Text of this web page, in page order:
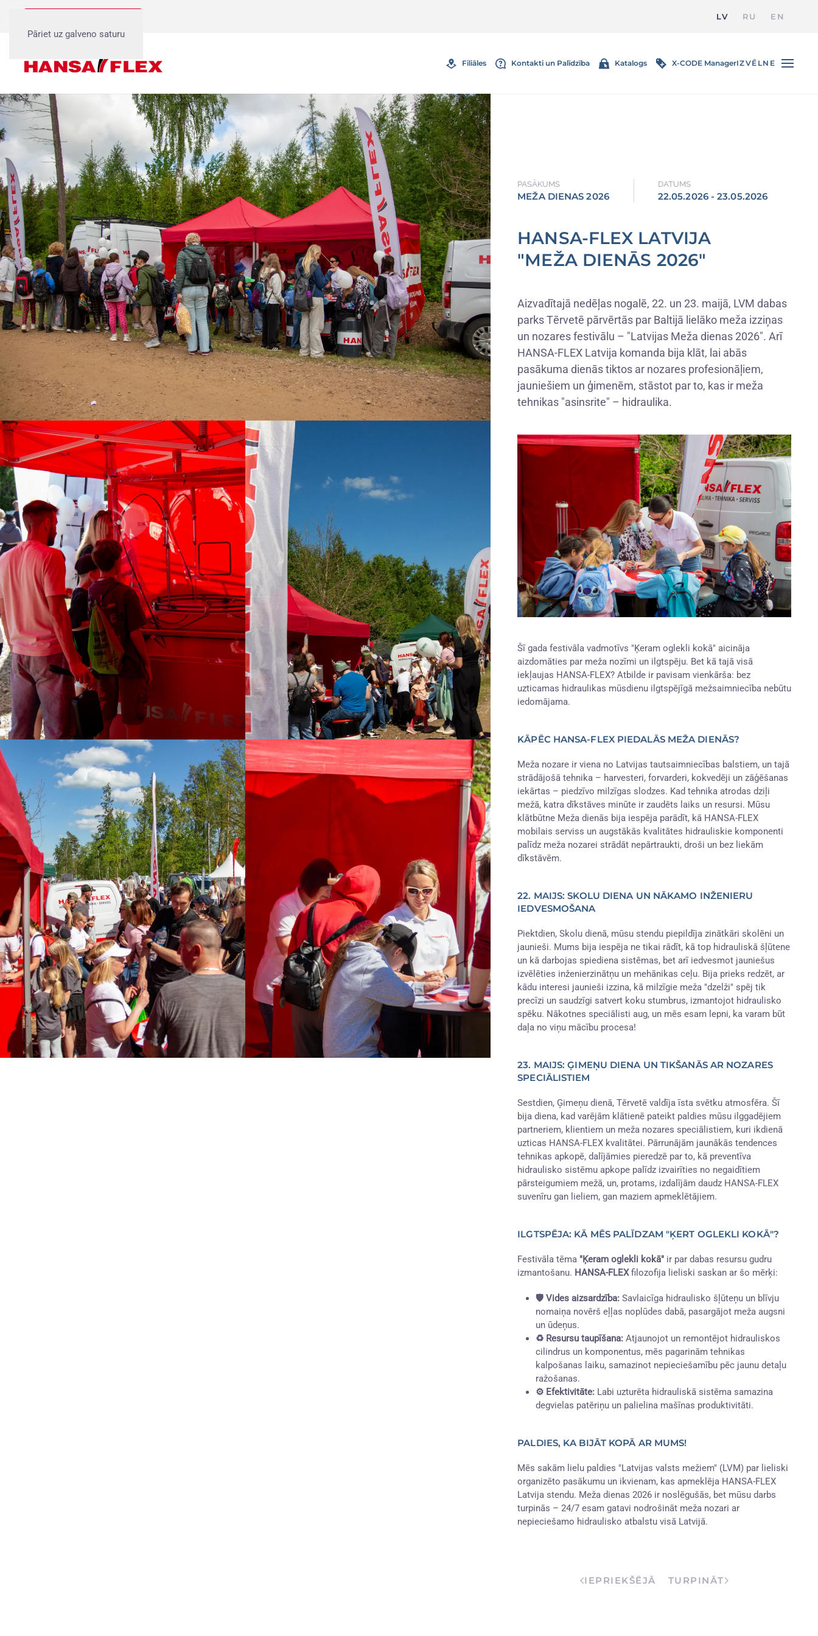
Pāriet uz galveno saturu
LV RU EN
Filiāles Kontakti un Palīdzība Katalogs X-CODE ManagerIZVĒLNE
PASĀKUMS
MEŽA DIENAS 2026
DATUMS
22.05.2026 - 23.05.2026
HANSA-FLEX LATVIJA
"MEŽA DIENĀS 2026"
Aizvadītajā nedēļas nogalē, 22. un 23. maijā, LVM dabas
parks Tērvetē pārvērtās par Baltijā lielāko meža izziņas
un nozares festivālu – "Latvijas Meža dienas 2026". Arī
HANSA-FLEX Latvija komanda bija klāt, lai abās
pasākuma dienās tiktos ar nozares profesionāļiem,
jauniešiem un ģimenēm, stāstot par to, kas ir meža
tehnikas "asinsrite" – hidraulika.
Šī gada festivāla vadmotīvs "Ķeram oglekli kokā" aicināja
aizdomāties par meža nozīmi un ilgtspēju. Bet kā tajā visā
iekļaujas HANSA-FLEX? Atbilde ir pavisam vienkārša: bez
uzticamas hidraulikas mūsdienu ilgtspējīgā mežsaimniecība nebūtu
iedomājama.
KĀPĒC HANSA-FLEX PIEDALĀS MEŽA DIENĀS?
Meža nozare ir viena no Latvijas tautsaimniecības balstiem, un tajā
strādājošā tehnika – harvesteri, forvarderi, kokvedēji un zāģēšanas
iekārtas – piedzīvo milzīgas slodzes. Kad tehnika atrodas dziļi
mežā, katra dīkstāves minūte ir zaudēts laiks un resursi. Mūsu
klātbūtne Meža dienās bija iespēja parādīt, kā HANSA-FLEX
mobilais serviss un augstākās kvalitātes hidrauliskie komponenti
palīdz meža nozarei strādāt nepārtraukti, droši un bez liekām
dīkstāvēm.
22. MAIJS: SKOLU DIENA UN NĀKAMO INŽENIERU
IEDVESMOŠANA
Piektdien, Skolu dienā, mūsu stendu piepildīja zinātkāri skolēni un
jaunieši. Mums bija iespēja ne tikai rādīt, kā top hidrauliskā šļūtene
un kā darbojas spiediena sistēmas, bet arī iedvesmot jauniešus
izvēlēties inženierzinātņu un mehānikas ceļu. Bija prieks redzēt, ar
kādu interesi jaunieši izzina, kā milzīgie meža "dzelži" spēj tik
precīzi un saudzīgi satvert koku stumbrus, izmantojot hidraulisko
spēku. Nākotnes speciālisti aug, un mēs esam lepni, ka varam būt
daļa no viņu mācību procesa!
23. MAIJS: ĢIMEŅU DIENA UN TIKŠANĀS AR NOZARES
SPECIĀLISTIEM
Sestdien, Ģimeņu dienā, Tērvetē valdīja īsta svētku atmosfēra. Šī
bija diena, kad varējām klātienē pateikt paldies mūsu ilggadējiem
partneriem, klientiem un meža nozares speciālistiem, kuri ikdienā
uzticas HANSA-FLEX kvalitātei. Pārrunājām jaunākās tendences
tehnikas apkopē, dalījāmies pieredzē par to, kā preventīva
hidraulisko sistēmu apkope palīdz izvairīties no negaidītiem
pārsteigumiem mežā, un, protams, izdalījām daudz HANSA-FLEX
suvenīru gan lieliem, gan maziem apmeklētājiem.
ILGTSPĒJA: KĀ MĒS PALĪDZAM "ĶERT OGLEKLI KOKĀ"?
Festivāla tēma "Ķeram oglekli kokā" ir par dabas resursu gudru
izmantošanu. HANSA-FLEXfilozofija lieliski saskan ar šo mērķi:
🛡️ Vides aizsardzība: Savlaicīga hidraulisko šļūteņu un blīvju
nomaiņa novērš eļļas noplūdes dabā, pasargājot meža augsni
un ūdeņus.
♻️ Resursu taupīšana: Atjaunojot un remontējot hidrauliskos
cilindrus un komponentus, mēs pagarinām tehnikas
kalpošanas laiku, samazinot nepieciešamību pēc jaunu detaļu
ražošanas.
⚙️ Efektivitāte: Labi uzturēta hidrauliskā sistēma samazina
degvielas patēriņu un palielina mašīnas produktivitāti.
PALDIES, KA BIJĀT KOPĀ AR MUMS!
Mēs sakām lielu paldies "Latvijas valsts mežiem" (LVM) par lieliski
organizēto pasākumu un ikvienam, kas apmeklēja HANSA-FLEX
Latvija stendu. Meža dienas 2026 ir noslēgušās, bet mūsu darbs
turpinās – 24/7 esam gatavi nodrošināt meža nozari ar
nepieciešamo hidraulisko atbalstu visā Latvijā.
IEPRIEKŠĒJĀ TURPINĀT